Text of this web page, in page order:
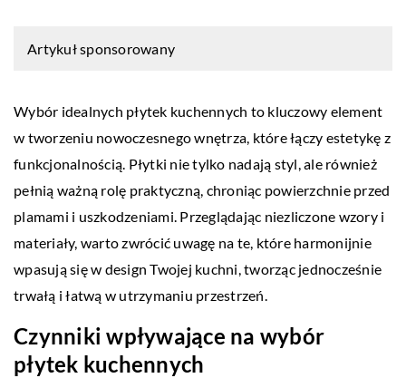
Artykuł sponsorowany
Wybór idealnych płytek kuchennych to kluczowy element
w tworzeniu nowoczesnego wnętrza, które łączy estetykę z
funkcjonalnością. Płytki nie tylko nadają styl, ale również
pełnią ważną rolę praktyczną, chroniąc powierzchnie przed
plamami i uszkodzeniami. Przeglądając niezliczone wzory i
materiały, warto zwrócić uwagę na te, które harmonijnie
wpasują się w design Twojej kuchni, tworząc jednocześnie
trwałą i łatwą w utrzymaniu przestrzeń.
Czynniki wpływające na wybór
płytek kuchennych